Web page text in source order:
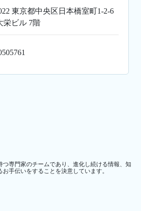
東京都中央区日本橋室町1-2-6
栄ビル 7階
つ専門家のチームであり、進化し続ける情報、知
手伝いをすることを決意しています。